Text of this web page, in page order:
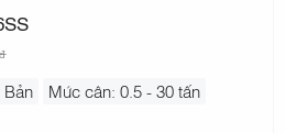
đ
Bản
Mức cân: 0.5 - 30 tấn